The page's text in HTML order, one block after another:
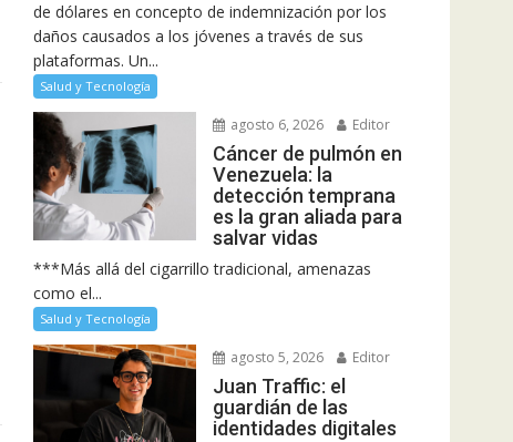
de dólares en concepto de indemnización por los
daños causados a los jóvenes a través de sus
plataformas. Un...
Salud y Tecnología
agosto 6, 2026 Editor
Cáncer de pulmón en
Venezuela: la
detección temprana
es la gran aliada para
salvar vidas
***Más allá del cigarrillo tradicional, amenazas
como el...
Salud y Tecnología
agosto 5, 2026 Editor
Juan Traffic: el
guardián de las
identidades digitales